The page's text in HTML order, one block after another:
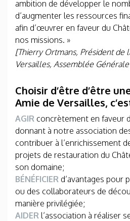
ambition de développer le
d’augmenter les ressources
afin d’œuvrer en faveur du
nos missions. »
[Thierry Ortmans, Président de
Versailles, Assemblée
Choisir d’être d’être
Amie de Versailles,
AGIR concrètement en faveur
donnant à notre association
contribuer à l’enrichissement
projets de restauration du
son domaine;
BÉNÉFICIER d’avantages pour
ou des collaborateurs de
manière privilégiée;
AIDER l’association à réaliser